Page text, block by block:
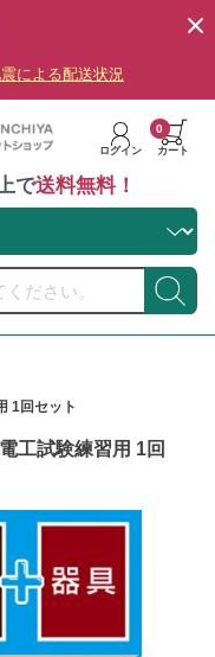
による配送状況
ログイン カート
0
で送料無料！
1回セット
工試験練習用 1回